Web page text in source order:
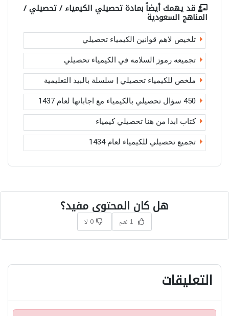
قد يهمك أيضاً بمادةتحصيلي الكيمياء / تحصيلي /
المناهج السعودية
تلخيص لاهم قوانين الكيمياء تحصيلي
تجميعه رموز السلامه في الكيمياء تحصيلي
ملخص للكيمياء تحصيلي | سلسلة بالبيد التعليمية
450 سؤال تحصيلي بالكيمياء مع اجاباتها لعام 1437
كتاب ابدا من هنا تحصيلي كيمياء
تجميع تحصيلي للكيمياء لعام 1434
هل كان المحتوى مفيد؟
1 نعم 0 لا
التعليقات